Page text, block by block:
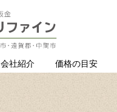
会社紹介 価格の目安